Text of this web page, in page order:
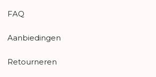
FAQ
Aanbiedingen
Retourneren